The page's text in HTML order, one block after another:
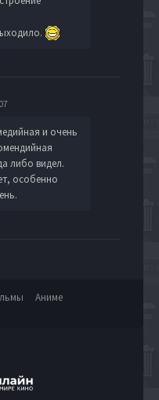
и очень
либо видел.
особенно
Аниме